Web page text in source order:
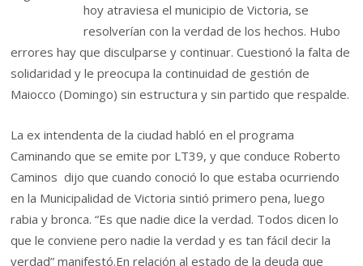
hoy atraviesa el municipio de Victoria, se
resolverían con la verdad de los hechos. Hubo
errores hay que disculparse y continuar. Cuestionó la falta de
solidaridad y le preocupa la continuidad de gestión de
Maiocco (Domingo) sin estructura y sin partido que respalde.
La ex intendenta de la ciudad habló en el programa
Caminando que se emite por LT39, y que conduce Roberto
Caminos dijo que cuando conoció lo que estaba ocurriendo
en la Municipalidad de Victoria sintió primero pena, luego
rabia y bronca. “Es que nadie dice la verdad. Todos dicen lo
que le conviene pero nadie la verdad y es tan fácil decir la
verdad” manifestó.En relación al estado de la deuda que